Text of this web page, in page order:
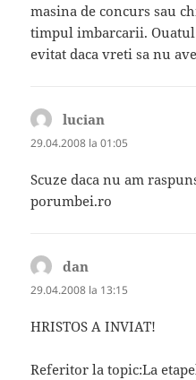
masina de concurs sau
timpul imbarcarii.
evitat daca vreti sa nu
lucian
29.04.2008 la 01:05
Scuze daca nu am
porumbei.ro
dan
29.04.2008 la 13:15
HRISTOS A INVIAT!
Referitor la topic:La